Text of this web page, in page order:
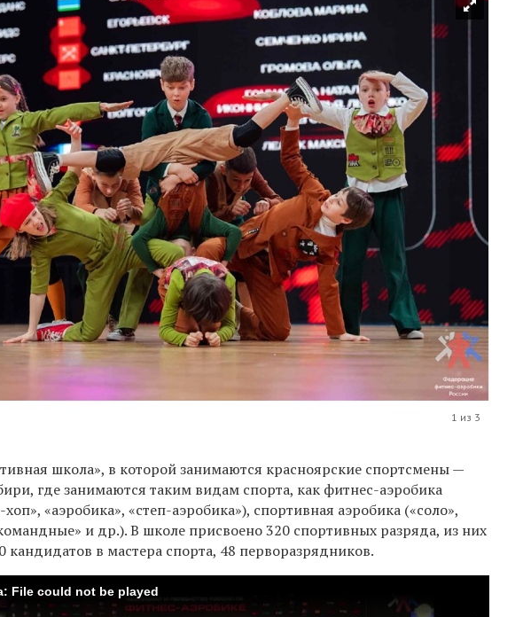
1 из 3
школа», в которой занимаются красноярские спортсмены —
где занимаются таким видам спорта, как фитнес-аэробика
«аэробика», «степ-аэробика»), спортивная аэробика («соло»,
и др.). В школе присвоено 320 спортивных разряда, из них
кандидатов в мастера спорта, 48 перворазрядников.
File could not be played